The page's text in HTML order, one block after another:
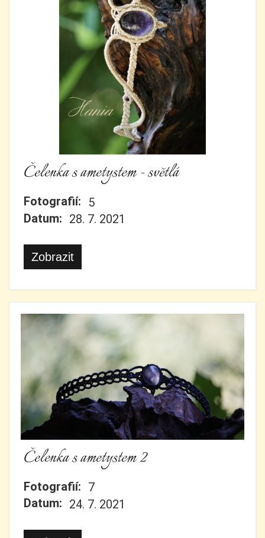
Čelenka s ametystem - světlá
Fotografií:
5
Datum: 28. 7. 2021
Zobrazit
Čelenka s ametystem 2
Fotografií: 7
Datum: 24. 7. 2021